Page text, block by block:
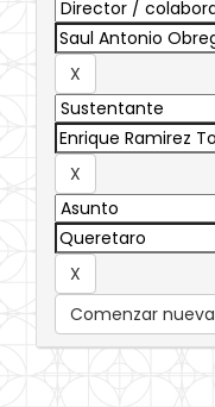
Comenzar